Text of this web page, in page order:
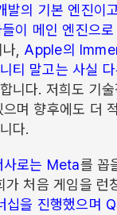
발의 기본 엔진이
이 메인 엔진으로
, Apple의
티 말고는 사실 다
합니다. 저희도 기
며 향후에도 더
다.
사로는 Meta를 꼽
처음 게임을 런
십을 진행했으며